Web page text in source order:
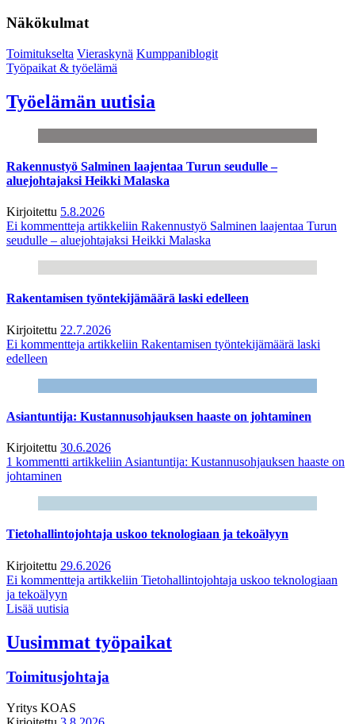
Näkökulmat
Toimitukselta Vieraskynä Kumppaniblogit
Työpaikat & työelämä
Työelämän uutisia
Rakennustyö Salminen laajentaa Turun seudulle –
aluejohtajaksi Heikki Malaska
Kirjoitettu 5.8.2026
Ei kommentteja artikkeliin Rakennustyö Salminen laajentaa Turun
seudulle – aluejohtajaksi Heikki Malaska
Rakentamisen työntekijämäärä laski edelleen
Kirjoitettu 22.7.2026
Ei kommentteja artikkeliin Rakentamisen työntekijämäärä laski
edelleen
Asiantuntija: Kustannusohjauksen haaste on johtaminen
Kirjoitettu 30.6.2026
1 kommentti artikkeliin Asiantuntija: Kustannusohjauksen haaste on
johtaminen
Tietohallintojohtaja uskoo teknologiaan ja tekoälyyn
Kirjoitettu 29.6.2026
Ei kommentteja artikkeliin Tietohallintojohtaja uskoo teknologiaan
ja tekoälyyn
Lisää uutisia
Uusimmat työpaikat
Toimitusjohtaja
Yritys KOAS